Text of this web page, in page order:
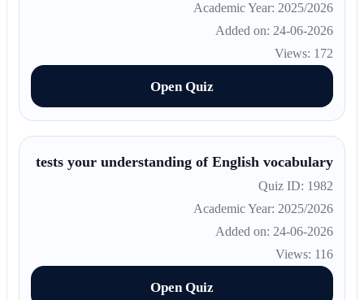
Academic Year: 2025/2026
Added on: 24-06-2026
Views: 172
Open Quiz
tests your understanding of English vocabulary
Quiz ID: 1982
Academic Year: 2025/2026
Added on: 24-06-2026
Views: 116
Open Quiz